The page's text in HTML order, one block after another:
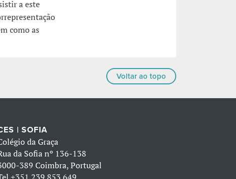
a este
como as
Voltar ao topo
| SOFIA
da Graça
da Sofia nº 136-138
389 Coimbra, Portugal